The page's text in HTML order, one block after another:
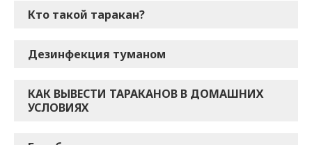
Кто такой таракан?
Дезинфекция туманом
КАК ВЫВЕСТИ ТАРАКАНОВ В ДОМАШНИХ
УСЛОВИЯХ